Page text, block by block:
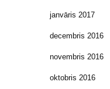
janvāris 2017
decembris 2016
novembris 2016
oktobris 2016